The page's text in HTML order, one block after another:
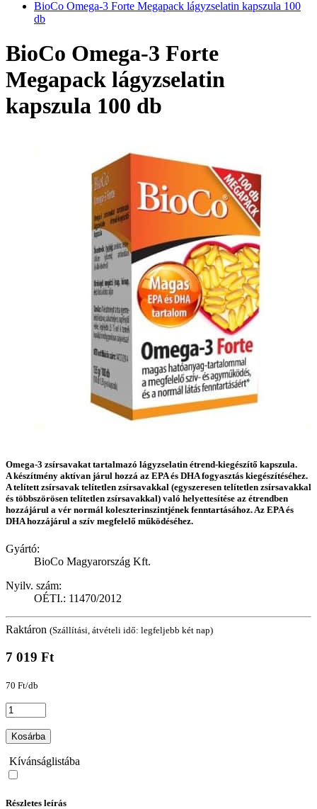
BioCo Omega-3 Forte Megapack lágyzselatin kapszula 100
db
BioCo Omega-3 Forte
Megapack lágyzselatin
kapszula 100 db
Omega-3 zsírsavakat tartalmazó lágyzselatin étrend-kiegészítő kapszula.
A készítmény aktívan járul hozzá az EPA és DHA fogyasztás kiegészítéséhez.
A telített zsírsavak telítetlen zsírsavakkal (egyszeresen telítetlen zsírsavakkal
és többszörösen telítetlen zsírsavakkal) való helyettesítése az étrendben
hozzájárul a vér normál koleszterinszintjének fenntartásához. Az EPA és
DHA hozzájárul a szív megfelelő működéséhez.
Gyártó:
BioCo Magyarország Kft.
Nyilv. szám:
OÉTI.: 11470/2012
Raktáron (Szállítási, átvételi idő: legfeljebb két nap)
7 019 Ft
70 Ft/db
Kosárba
Kívánságlistába
Részletes leírás